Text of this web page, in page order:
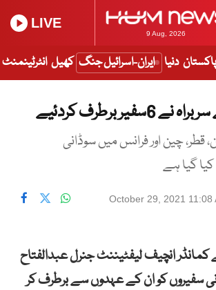
9 Aug, 2026
LIVE
پاکستان دنیا ایران-اسرائیل جنگ کھیل انٹرٹینمنٹ
برطرف کردئیے
قطر، چین اور فرانس میں سوڈانی
گیا ہے
October 29, 2021 11:08
انچیف لیفٹیننٹ جنرل عبدالفتاح
نے 6 سوڈانی سفیروں کو ان کے عہدوں سے برطرف کر